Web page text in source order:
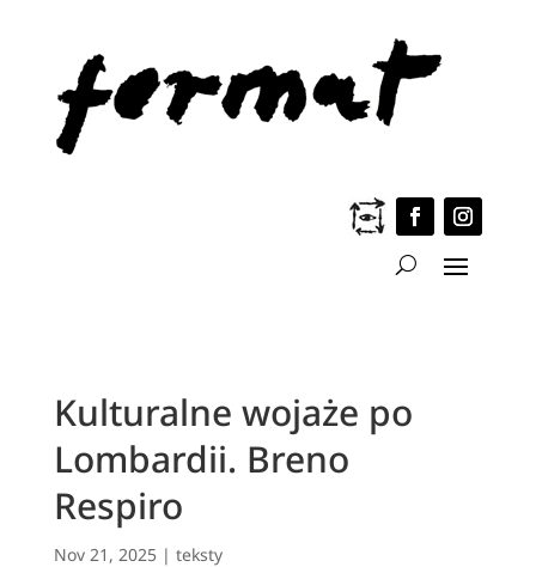
Kulturalne wojaże po
Lombardii. Breno
Respiro
Nov 21, 2025| teksty